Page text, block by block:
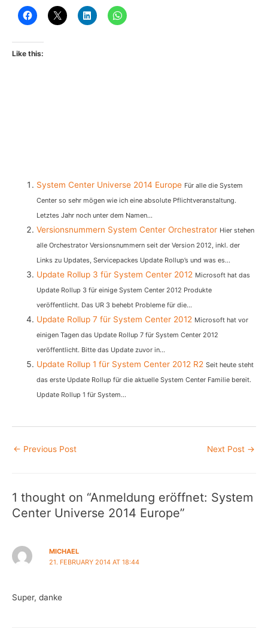
Like this:
System Center Universe 2014 Europe Für alle die System
Center so sehr mögen wie ich eine absolute Pflichtveranstaltung.
Letztes Jahr noch unter dem Namen...
Versionsnummern System Center Orchestrator Hier stehen
alle Orchestrator Versionsnummern seit der Version 2012, inkl. der
Links zu Updates, Servicepackes Update Rollup’s und was es...
Update Rollup 3 für System Center 2012 Microsoft hat das
Update Rollup 3 für einige System Center 2012 Produkte
veröffentlicht. Das UR 3 behebt Probleme für die...
Update Rollup 7 für System Center 2012 Microsoft hat vor
einigen Tagen das Update Rollup 7 für System Center 2012
veröffentlicht. Bitte das Update zuvor in...
Update Rollup 1 für System Center 2012 R2 Seit heute steht
das erste Update Rollup für die aktuelle System Center Familie bereit.
Update Rollup 1 für System...
Post
← Previous Post Next Post →
1 thought on “Anmeldung eröffnet: System
Center Universe 2014 Europe”
MICHAEL
21. FEBRUARY 2014 AT 18:44
Super, danke